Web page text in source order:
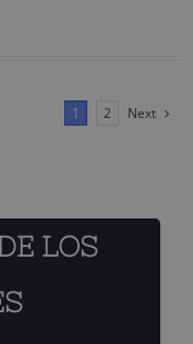
1 2 Next
LOS